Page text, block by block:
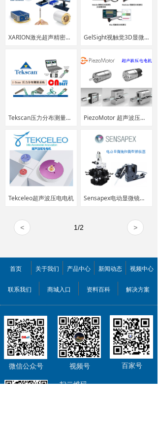
XARION激光超声精密检测系统 GelSight视触觉3D显微系统
Tekscan压力分布测量系统 PiezoMotor 超声波压电电机
Tekceleo超声波压电电机 Sensapex电动显微镜和微型操纵器
< >
1/2
首页 关于我们 产品中心 新闻动态 视频中心
联系我们 商城入口 资料百科 解决方案
微信公众号 视频号 百家号
扫二维码